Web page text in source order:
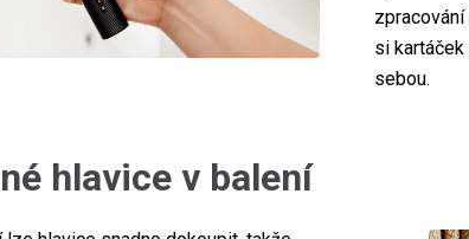
si
sebou.
hlavice v balení